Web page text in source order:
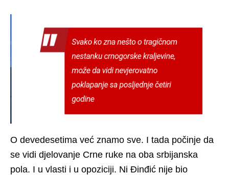
O devedesetima već znamo sve. I tada počinje da
se vidi djelovanje Crne ruke na oba srbijanska
pola. I u vlasti i u opoziciji. Ni Đinđić nije bio